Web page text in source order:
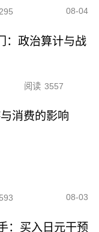
08-04
：政治算计与战
阅读 3557
消费的影响
08-03
：买入日元干预